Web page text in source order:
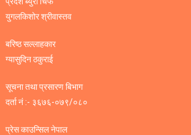
युगलकिशोर श्रीवास्तव
बरिष्ठ सल्लाहकार
ग्यासुदिन ठकुराई
सूचना तथा प्रसारण बिभाग
दर्ता नं :- ३६७६-०७९/०८०
प्रेस काउन्सिल नेपाल